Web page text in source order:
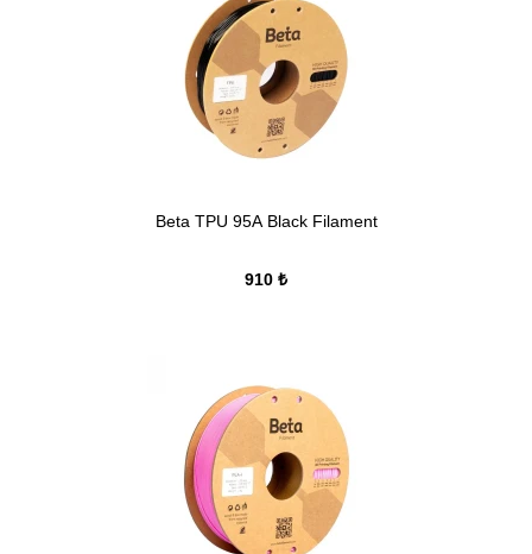
Beta TPU 95A Black Filament
910 ₺